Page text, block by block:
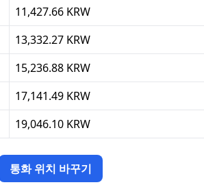
11,427.66 KRW
13,332.27 KRW
15,236.88 KRW
17,141.49 KRW
19,046.10 KRW
통화 위치 바꾸기